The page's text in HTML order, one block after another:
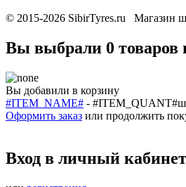
© 2015-2026 SibirTyres.ru Магазин
Вы выбрали 0 товаров
Вы добавили в корзину
#ITEM_NAME# - #ITEM_QUANT#
Оформить заказ или продолжить
Вход в личный